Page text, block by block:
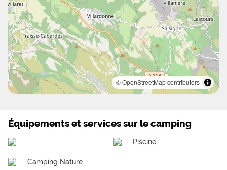
© OpenStreetMap contributors
Équipements et services sur le camping
Piscine
Camping Nature